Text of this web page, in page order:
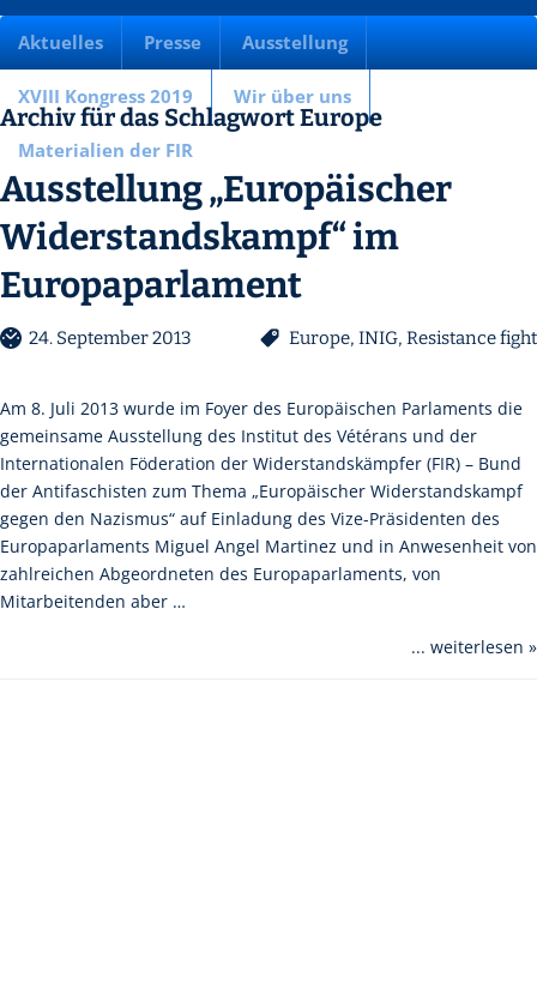
Aktuelles Presse Ausstellung
XVIII Kongress 2019 Wir über uns
Materialien der FIR
Archiv für das Schlagwort Europe
Ausstellung „Europäischer
Widerstandskampf“ im
Europaparlament
24. September 2013 Europe, INIG, Resistance fight
Am 8. Juli 2013 wurde im Foyer des Europäischen Parlaments die
gemeinsame Ausstellung des Institut des Vétérans und der
Internationalen Föderation der Widerstandskämpfer (FIR) – Bund
der Antifaschisten zum Thema „Europäischer Widerstandskampf
gegen den Nazismus“ auf Einladung des Vize-Präsidenten des
Europaparlaments Miguel Angel Martinez und in Anwesenheit von
zahlreichen Abgeordneten des Europaparlaments, von
Mitarbeitenden aber …
... weiterlesen »